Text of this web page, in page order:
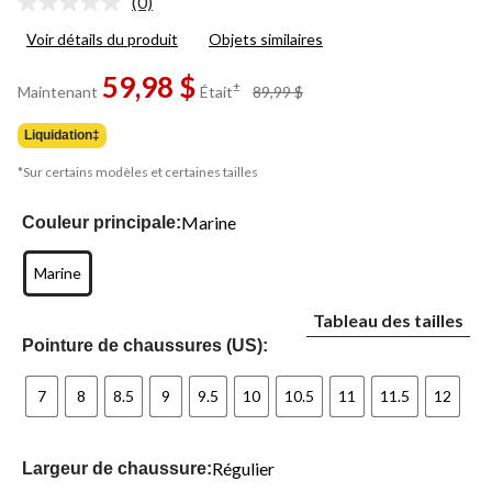
Aucune
pour
produit.
Lien
page.
Voir détails du produit Objets similaires
Maintenant 59,98 $ Était± 89,99 $
Liquidation‡
*Sur certains modèles et certaines tailles
Couleur principale:Marine
Marine
Pointure de chaussures (US):
Tableau des tailles
7 8 8.5 9 9.5 10 10.5 11 11.5 12
Largeur de chaussure:Régulier